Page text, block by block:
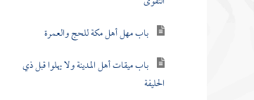
باب مهل أهل مكة للحج والعمرة
باب ميقات أهل المدينة ولا يهلوا قبل ذي
الحليفة